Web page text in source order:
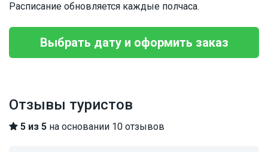
Расписание обновляется каждые полчаса.
Выбрать дату и оформить заказ
Отзывы туристов
5 из 5 на основании 10 отзывов